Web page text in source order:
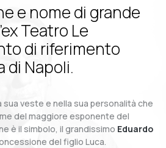
e nome di grande
Teatro Le
di riferimento
di Napoli.
veste e nella sua personalità che
del maggiore esponente del
è il simbolo, il grandissimo Eduardo
del figlio Luca.